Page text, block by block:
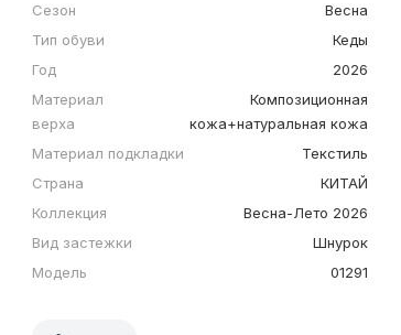
Сезон
Весна
Тип обуви
Кеды
Год
2026
Материал
верха
Композиционная
кожа+натуральная кожа
Материал подкладки
Текстиль
Страна
КИТАЙ
Коллекция
Весна-Лето 2026
Вид застежки
Шнурок
Модель
01291